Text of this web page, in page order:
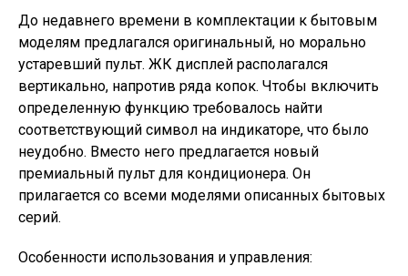
До недавнего времени в комплектации к бытовым
моделям предлагался оригинальный, но морально
устаревший пульт. ЖК дисплей располагался
вертикально, напротив ряда копок. Чтобы включить
определенную функцию требовалось найти
соответствующий символ на индикаторе, что было
неудобно. Вместо него предлагается новый
премиальный пульт для кондиционера. Он
прилагается со всеми моделями описанных бытовых
серий.
Особенности использования и управления: